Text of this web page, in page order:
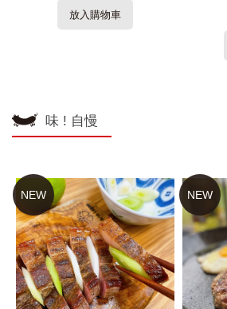
放入購物車
味 ! 自慢
NEW NEW